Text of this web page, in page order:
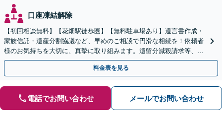
口座凍結解除
【初回相談無料】【花畑駅徒歩圏】【無料駐車場あり】遺言書作成・
家族信託・遺産分割協議など、早めのご相談で円滑な相続を！依頼者
様のお気持ちを大切に、真摯に取り組みます。遺留分減殺請求等、揉
めた場合も親身になって対応致します。
料金表を見る
電話でお問い合わせ メールでお問い合わせ